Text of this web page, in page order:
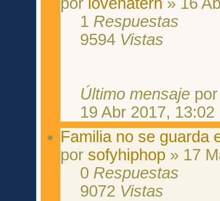
1 Respuestas
9594 Vistas
Último mensaje
19 Abr 2017, 13:02
Familia no se guarda
por sofyhiphop » 17
0 Respuestas
9072 Vistas